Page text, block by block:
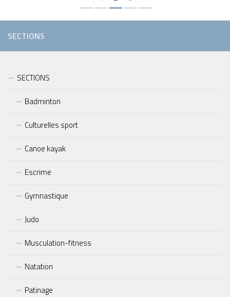
SECTIONS
SECTIONS
Badminton
Culturelles sport
Canoe kayak
Escrime
Gymnastique
Judo
Musculation-fitness
Natation
Patinage